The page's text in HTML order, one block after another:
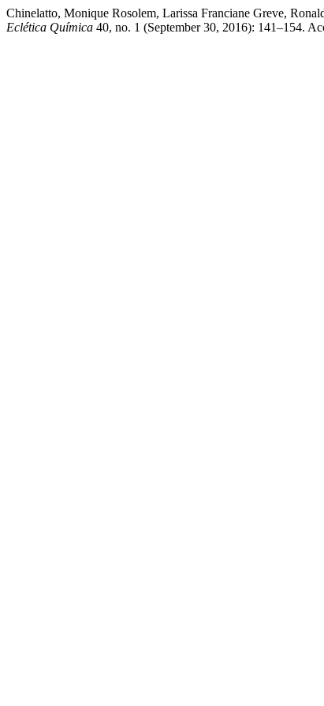
Chinelatto, Monique Rosolem, Larissa Franciane Greve,
Eclética Química 40, no. 1 (September 30, 2016): 141–154.